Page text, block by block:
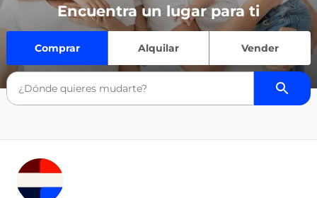
Encuentra un lugar para ti
Comprar Alquilar Vender